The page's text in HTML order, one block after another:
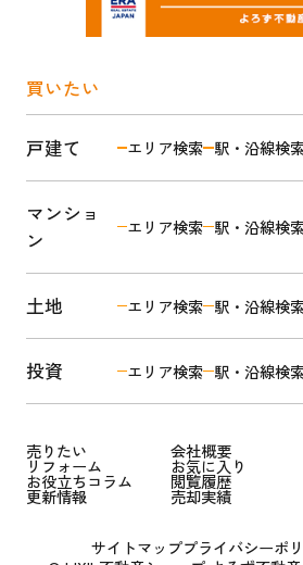
買いたい
戸建て エリア検索 駅・沿線検
マンショ
ン
エリア検索 駅・沿線検
土地 エリア検索 駅・沿線検
投資 エリア検索 駅・沿線検
売りたい
リフォーム
お役立ちコラム
更新情報
会社概要
お気に入り
閲覧履歴
売却実績
サイトマッププライバシーポ